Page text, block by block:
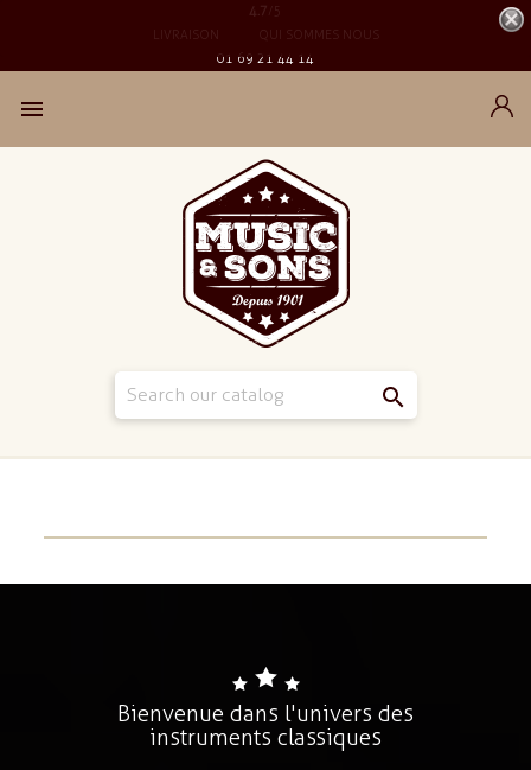
LIVRAISON QUI SOMMES NOUS
4.7
01 69 21 44 14


Bienvenue dans l'univers des
instruments classiques